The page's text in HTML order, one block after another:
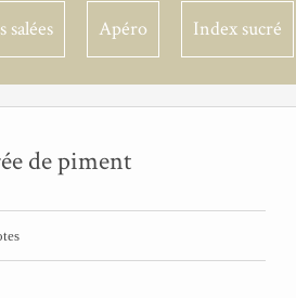
salées Apéro Index sucré
de piment